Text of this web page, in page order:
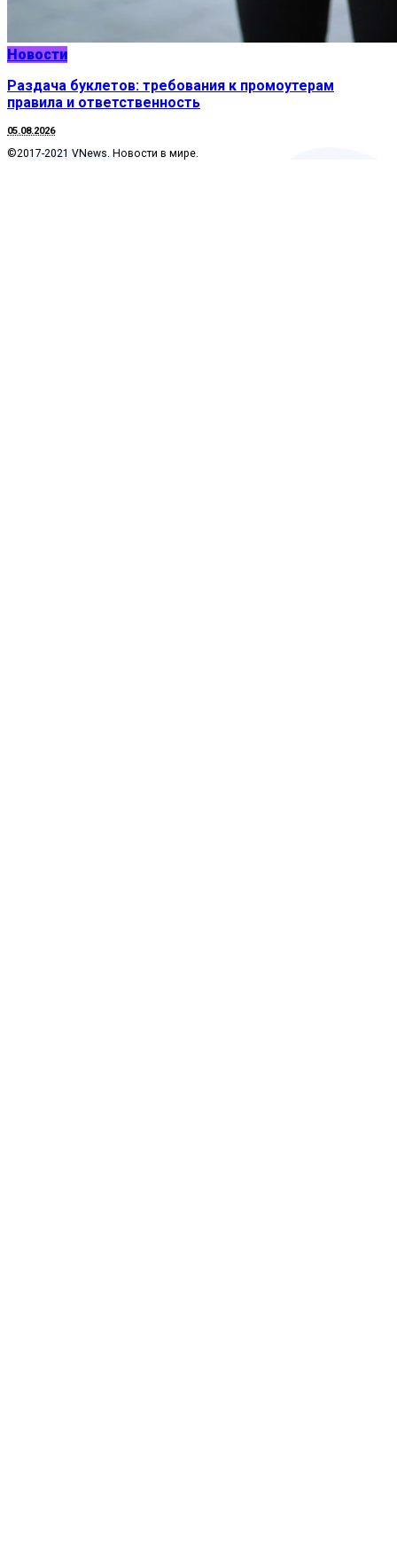
Новости
Раздача буклетов: требования к промоутерам
правила и ответственность
05.08.2026
©2017-2021 VNews. Новости в мире.